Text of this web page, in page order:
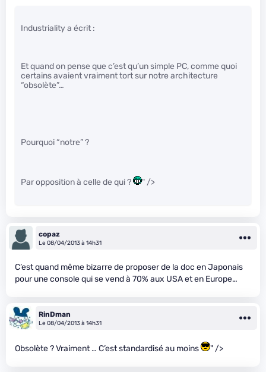
Industriality a écrit :
Et quand on pense que c’est qu’un simple PC, comme quoi
certains avaient vraiment tort sur notre architecture
“obsolète”…
Pourquoi “notre” ?
Par opposition à celle de qui ? " />
copaz
Le 08/04/2013 à 14h31
C’est quand même bizarre de proposer de la doc en Japonais
pour une console qui se vend à 70% aux USA et en Europe…
RinDman
Le 08/04/2013 à 14h31
Obsolète ? Vraiment … C’est standardisé au moins " />